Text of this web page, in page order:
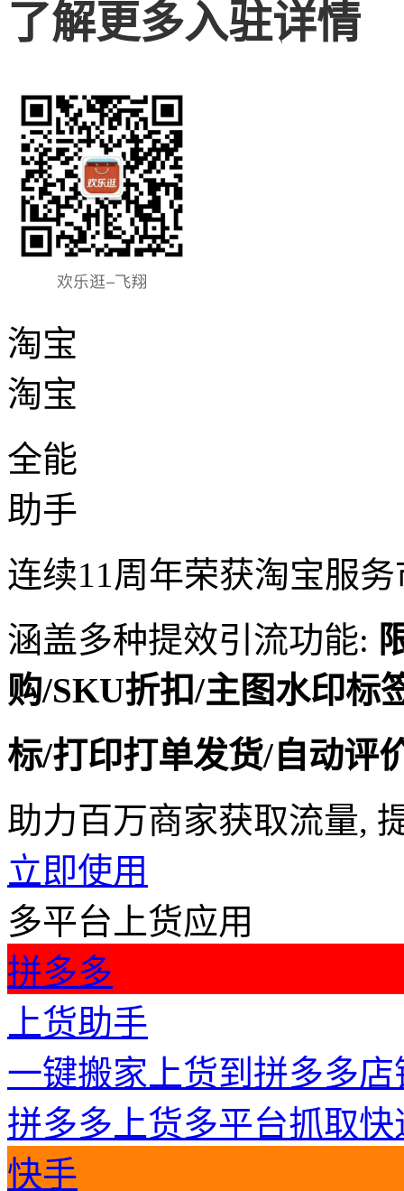
了解更多入驻详情
淘宝
淘宝
全能
助手
连续11周年荣获淘宝服
涵盖多种提效引流功能:
购/SKU折扣/主图水印标
标/打印打单发货/自动评
助力百万商家获取流量,
立即使用
多平台上货应用
拼多多
上货助手
一键搬家上货到拼多多店
拼多多上货多平台抓取快
快手